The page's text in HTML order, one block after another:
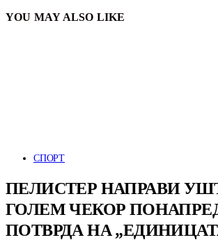
YOU MAY ALSO LIKE
СПОРТ
ПЕЛИСТЕР НАПРАВИ
ГОЛЕМ ЧЕКОР
ПОТВРДА НА